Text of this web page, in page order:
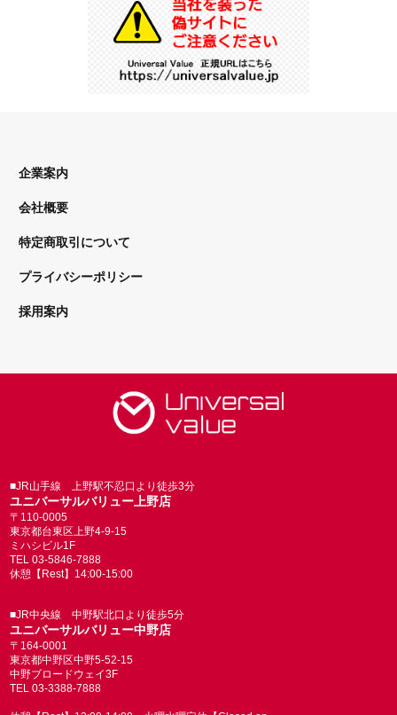
企業案内
会社概要
特定商取引について
プライバシーポリシー
採用案内
■JR山手線 上野駅不忍口より徒歩3分
ユニバーサルバリュー上野店
〒110-0005
東京都台東区上野4-9-15
ミハシビル1F
TEL 03-5846-7888
休憩【Rest】14:00-15:00
■JR中央線 中野駅北口より徒歩5分
ユニバーサルバリュー中野店
〒164-0001
東京都中野区中野5-52-15
中野ブロードウェイ3F
TEL 03-3388-7888